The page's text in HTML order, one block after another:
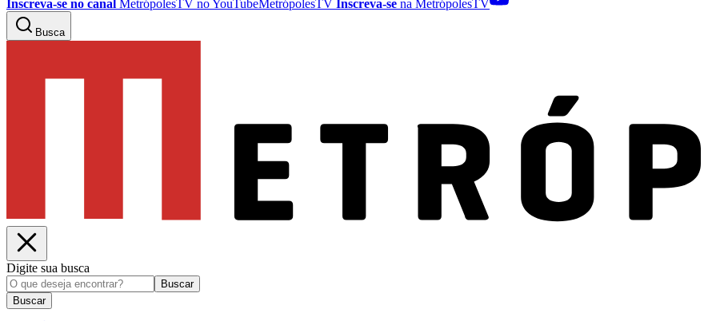
Inscreva-se no canal MetrópolesTV noYouTubeMetrópolesTV Inscreva-se na MetrópolesTV
Busca
Digite sua busca
Buscar
Buscar